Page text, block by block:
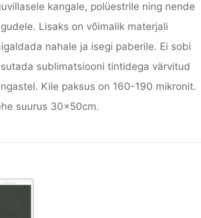
kangale, polüestrile ning nende
Lisaks on võimalik materjali
nahale ja isegi paberile. Ei sobi
sublimatsiooni tintidega värvitud
Kile paksus on 160-190 mikronit.
suurus 30x50cm.